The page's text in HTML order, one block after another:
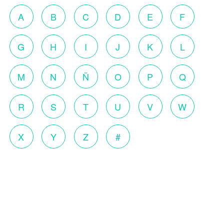
A B C D E F
G H I J K L
M N Ñ O P Q
R S T U V W
X Y Z #